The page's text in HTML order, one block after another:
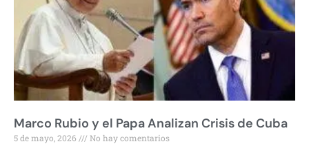
Marco Rubio y el Papa Analizan Crisis de Cuba
5 de mayo, 2026 No hay comentarios